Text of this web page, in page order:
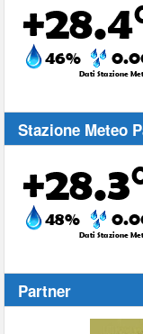
Stazione Meteo
Partner